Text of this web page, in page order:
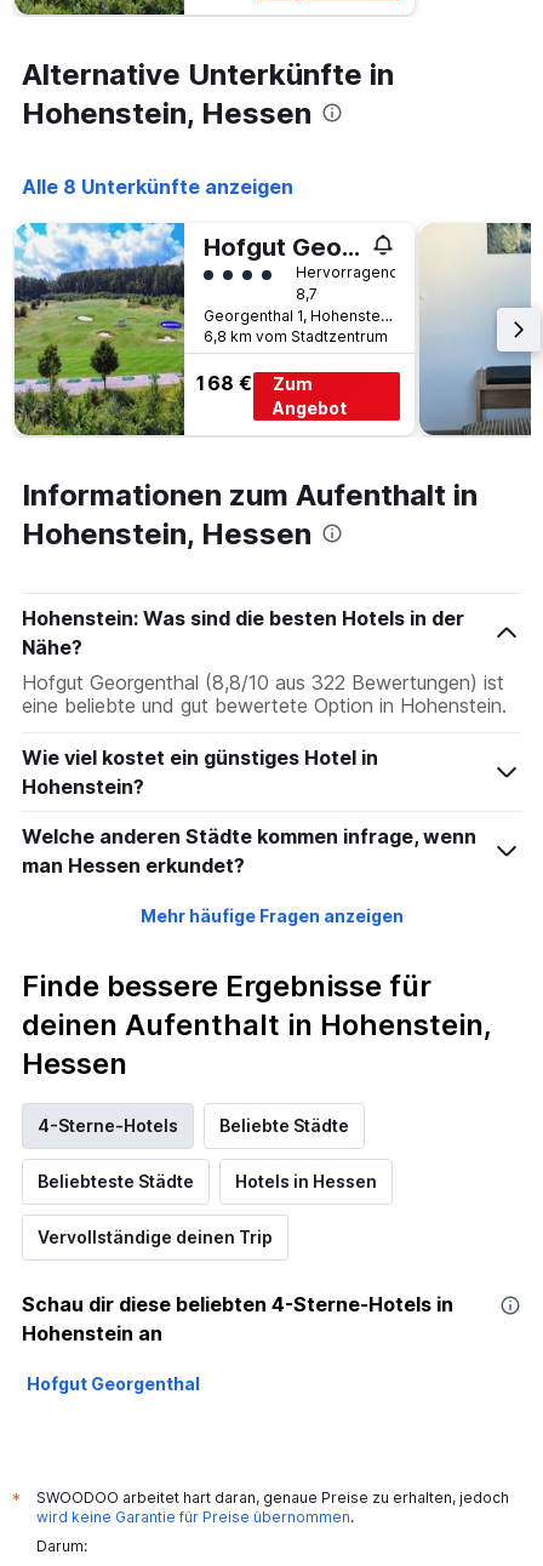
Alternative Unterkünfte in
Hohenstein, Hessen
Alle 8 Unterkünfte anzeigen
Hofgut Georgenthal
Bewertungskategorie 4
Hervorragend
8,7
Georgenthal 1, Hohenstein, Hessen, Deutschland
6,8 km vom Stadtzentrum
168 €
Zum
Angebot
Informationen zum Aufenthalt in
Hohenstein, Hessen
Hohenstein: Was sind die besten Hotels in der
Nähe?
Hofgut Georgenthal (8,8/10 aus 322 Bewertungen) ist
eine beliebte und gut bewertete Option in Hohenstein.
Wie viel kostet ein günstiges Hotel in
Hohenstein?
Welche anderen Städte kommen infrage, wenn
man Hessen erkundet?
Mehr häufige Fragen anzeigen
Finde bessere Ergebnisse für
deinen Aufenthalt in Hohenstein,
Hessen
4-Sterne-Hotels Beliebte Städte
Beliebteste Städte Hotels in Hessen
Vervollständige deinen Trip
Schau dir diese beliebten 4-Sterne-Hotels in
Hohenstein an
Hofgut Georgenthal
*
SWOODOO arbeitet hart daran, genaue Preise zu erhalten, jedoch
wird keine Garantie für Preise übernommen.
Darum: